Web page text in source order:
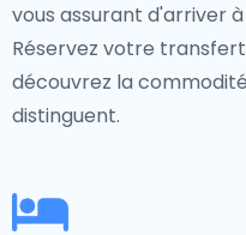
vous assurant d'arriver
Réservez votre
découvrez la
distinguent.